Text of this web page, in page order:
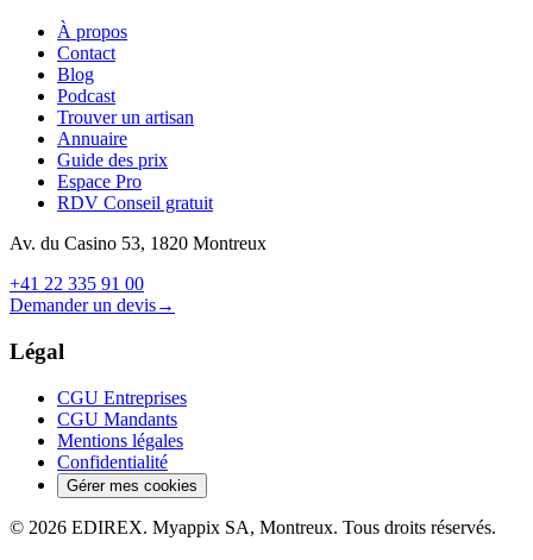
À propos
Contact
Blog
Podcast
Trouver un artisan
Annuaire
Guide des prix
Espace Pro
RDV Conseil gratuit
Av. du Casino 53, 1820 Montreux
+41 22 335 91 00
Demander un devis→
Légal
CGU Entreprises
CGU Mandants
Mentions légales
Confidentialité
Gérer mes cookies
© 2026 EDIREX. Myappix SA, Montreux. Tous droits réservés.